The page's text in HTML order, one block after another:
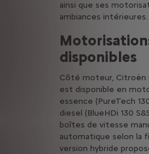
ainsi que ses
ambiances intérieures.
disponibles
Côté moteur, Citroën
est disponible en
essence (PureTech
diesel (BlueHDi 130
boîtes de vitesse
automatique selon la
version hybride